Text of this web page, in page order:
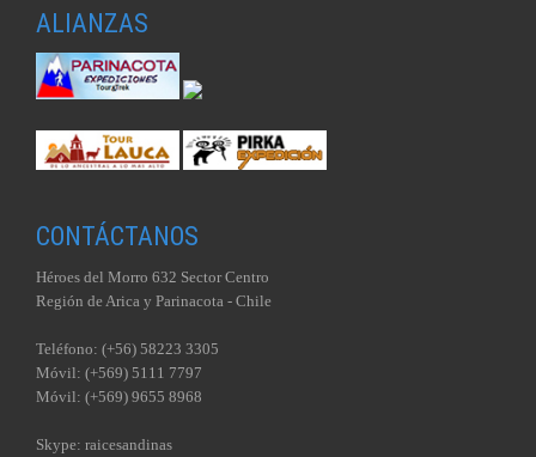
ALIANZAS
CONTÁCTANOS
Héroes del Morro 632 Sector Centro
Región de Arica y Parinacota - Chile
Teléfono: (+56) 58223 3305
Móvil: (+569) 5111 7797
Móvil: (+569) 9655 8968
Skype: raicesandinas